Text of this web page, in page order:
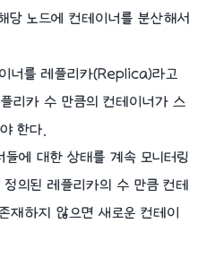
당 노드에 컨테이너를 분산해서
너를 레플리카(Replica)라고
리카 수 만큼의 컨테이너가 스
한다.
에 대한 상태를 계속 모니터링
의된 레플리카의 수 만큼 컨테
재하지 않으면 새로운 컨테이